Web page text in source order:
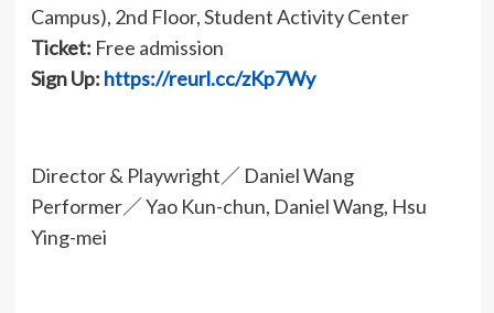
Campus), 2nd Floor, Student Activity Center
Ticket: Free admission
Sign Up: https://reurl.cc/zKp7Wy
Director & Playwright／ Daniel Wang
Performer／ Yao Kun-chun, Daniel Wang, Hsu
Ying-mei